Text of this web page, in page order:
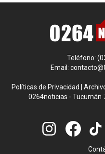
Teléfono:
Email:
Políticas de Privacidad |
0264noticias - Tucumán